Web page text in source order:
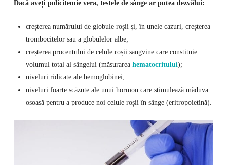
Dacă aveți policitemie vera, testele de sânge ar putea dezvălui:
creșterea numărului de globule roșii și, în unele cazuri, creșterea
trombocitelor sau a globulelor albe;
creșterea procentului de celule roșii sangvine care constituie
volumul total al sângelui (măsurarea hematocritului);
niveluri ridicate ale hemoglobinei;
niveluri foarte scăzute ale unui hormon care stimulează măduva
osoasă pentru a produce noi celule roșii în sânge (eritropoietină).